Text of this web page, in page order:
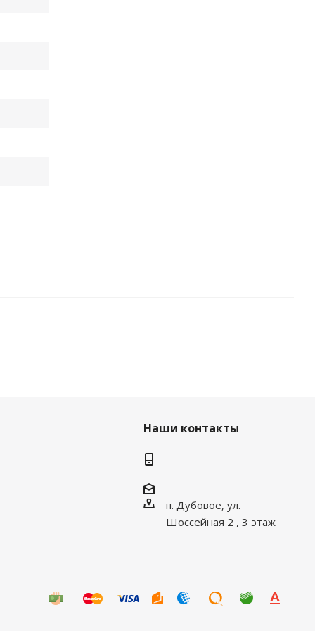
Наши контакты
п. Дубовое, ул.
Шоссейная 2 , 3 этаж